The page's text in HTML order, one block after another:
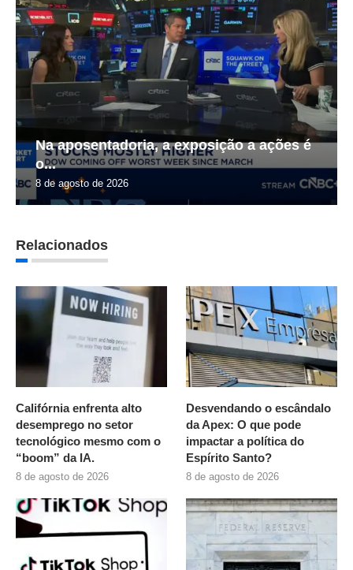
Na aposentadoria, a exposição a ações é
o...
8 de agosto de 2026
Relacionados
Califórnia enfrenta alto
desemprego no setor
tecnológico mesmo com o
“boom” da IA.
8 de agosto de 2026
Desvendando o escândalo
da Apex: O que pode
impactar a política do
Espírito Santo?
8 de agosto de 2026